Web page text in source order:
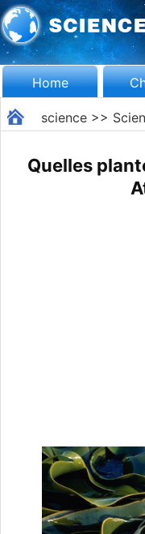
Home
science>>
Quelles